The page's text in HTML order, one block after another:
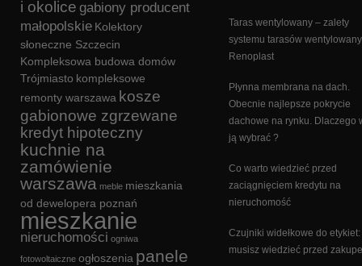
i okolice gabiony producent
małopolskie Kolektory
słoneczne Szczecin
Kompleksowa budowa domów
Trójmiasto kompleksowe
remonty warszawa kosze
gabionowe zgrzewane
kredyt hipoteczny
kuchnie na
zamówienie
warszawa meble mieszkania
od dewelopera poznań
mieszkanie
nieruchomości ogniwa
fotowoltaiczne ogłoszenia panele
Taras wentylowany – zalety
systemu tarasów
Renoplast
Płynna membrana na dach.
Obecnie najlepsze pokrycie
dachowe na rynku. Dlaczego
ją wybrać ?
Co warto wiedzieć przed
zaciągnięciem kredytu na
nieruchomość
Czujniki widełkowe do
musisz wiedzieć przed